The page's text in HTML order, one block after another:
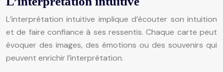
L’interprétation intuitive implique d’écouter son intuition
et de faire confiance à ses ressentis. Chaque carte peut
évoquer des images, des émotions ou des souvenirs qui
peuvent enrichir l’interprétation.